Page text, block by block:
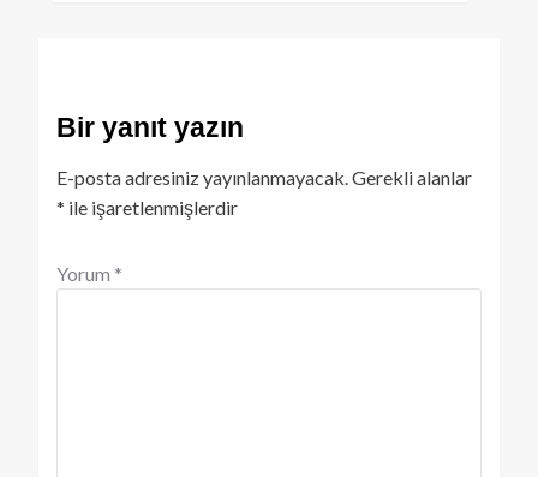
Bir yanıt yazın
E-posta adresiniz yayınlanmayacak.Gerekli alanlar
* ile işaretlenmişlerdir
Yorum *